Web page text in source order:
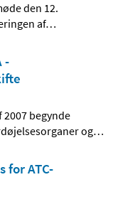
den 12.
af…
-
begynde
og…
for ATC-